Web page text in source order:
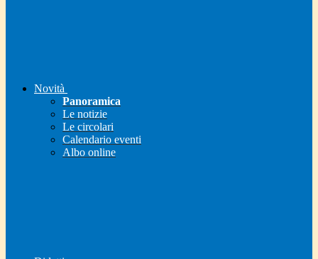
Novità
Panoramica
Le notizie
Le circolari
Calendario eventi
Albo online